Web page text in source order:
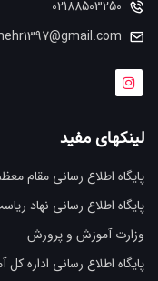
02188503250
لینکهای مفید
پایگاه اطلاع رسانی مقام
پایگاه اطلاع رسانی نهاد
وزارت آموزش و پرورش
پایگاه اطلاع رسانی اداره